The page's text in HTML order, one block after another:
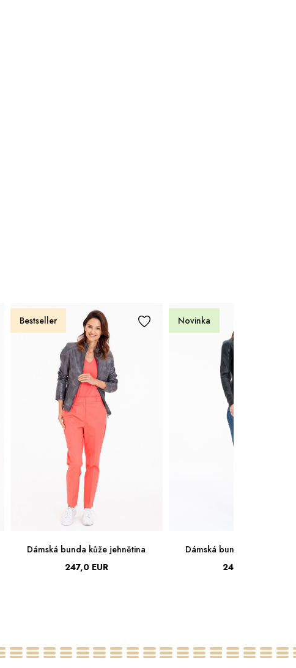
Bestseller
Dámská bunda kůže jehnětina
247,0 EUR
Novinka
Dámská bunda kůže
247,0 EUR